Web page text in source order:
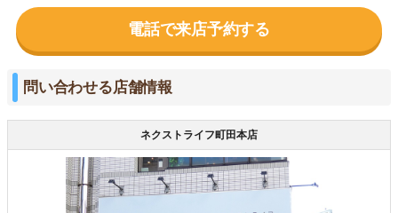
電話で来店予約する
問い合わせる店舗情報
ネクストライフ町田本店